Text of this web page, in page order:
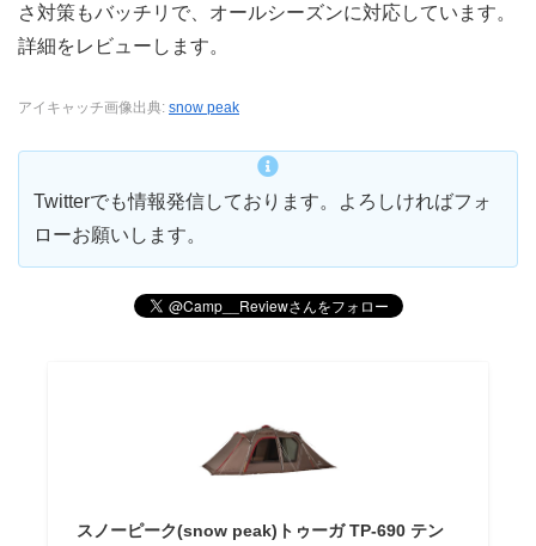
さ対策もバッチリで、オールシーズンに対応しています。
詳細をレビューします。
アイキャッチ画像出典: snow peak
Twitterでも情報発信しております。よろしければフォ
ローお願いします。
スノーピーク(snow peak)トゥーガ TP-690 テン